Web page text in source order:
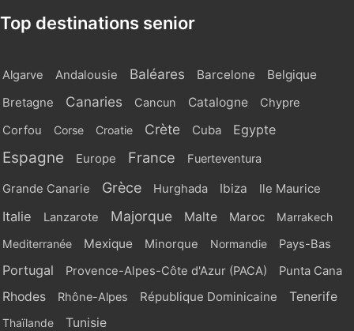
Top destinations senior
Algarve Andalousie Baléares Barcelone Belgique
Bretagne Canaries Cancun Catalogne
Chypre
Corfou
Corse Croatie Crète Cuba Egypte
Espagne Europe France Fuerteventura
Grande Canarie Grèce Hurghada Ibiza Ile Maurice
Italie Lanzarote Majorque Malte Maroc
Marrakech
Mediterranée
Mexique Minorque Normandie Pays-Bas
Portugal Provence-Alpes-Côte d'Azur (PACA) Punta Cana
Rhodes Rhône-Alpes République Dominicaine Tenerife
Thaïlande Tunisie